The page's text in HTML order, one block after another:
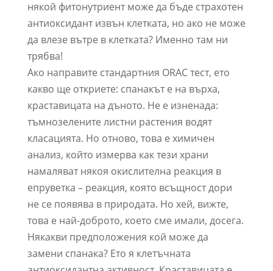
някой фитонутриент може да бъде страхотен
антиоксидант извън клетката, но ако не може
да влезе вътре в клетката? Именно там ни
трябва!
Ако направите стандартния ORAC тест, ето
какво ще откриете: спанакът е на върха,
краставицата на дъното. Не е изненада:
тъмнозелените листни растения водят
класацията. Но отново, това е химичен
анализ, който измерва как тези храни
намаляват някоя окислителна реакция в
епруветка – реакция, която всъщност дори
не се появява в природата. Но хей, вижте,
това е най-доброто, което сме имали, досега.
Някакви предположения кой може да
замени спанака? Ето я клетъчната